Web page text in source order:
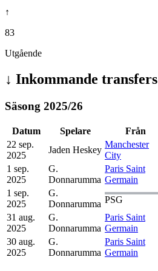
↑
83
Utgående
↓ Inkommande transfers
Säsong 2025/26
Datum Spelare Från
22 sep.
2025
Jaden Heskey
Manchester
City
1 sep.
2025
G.
Donnarumma
Paris Saint
Germain
1 sep.
2025
G.
Donnarumma PSG
31 aug.
2025
G.
Donnarumma
Paris Saint
Germain
30 aug.
2025
G.
Donnarumma
Paris Saint
Germain